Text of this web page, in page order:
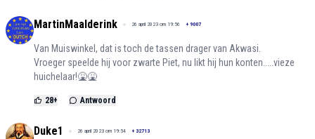
MartinMaalderink 26 april 2023 om 19:56 + 9007
Van Muiswinkel, dat is toch de tassen drager van Akwasi.
Vroeger speelde hij voor zwarte Piet, nu likt hij hun konten.....vieze
huichelaar!🤮🤮
28+ Antwoord
Duke1 26 april 2023 om 19:54 + 32713